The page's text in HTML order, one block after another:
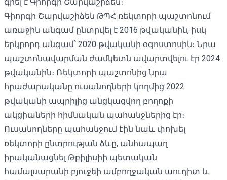
Գիորգի Շարվաշիձեն ԹՊՀ ռեկտորի պաշտոնում
առաջին անգամ ընտրվել է 2016 թվականին, իսկ
երկրորդ անգամ՝ 2020 թվականի օգոստոսին։ Նրա
պաշտոնավարման ժամկետն ավարտվելու էր 2024
թվականին։ Ռեկտորի պաշտոնից նրա
հրաժարականը ուսանողների կողմից 2022
թվականի ապրիլից անցկացվող բողոքի
ակցիաների հիմնական պահանջներից էր։
Ուսանողները պահանջում էին նաև փոխել
ռեկտորի ընտրության ձևը, անհապաղ
իրականացնել Թբիլիսիի պետական ​​
համալսարանի բյուջեի ամբողջական աուդիտ և